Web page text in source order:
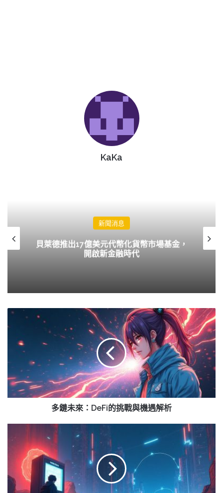
KaKa
新聞消息
貝萊德推出17億美元代幣化貨幣市場基金，
開啟新金融時代
多
來：
的
挑
戰
與
析
多鏈未來：DeFi的挑戰與機遇解析
州
加